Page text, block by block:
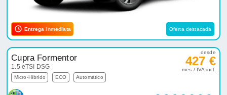
Entrega inmediata Oferta destacada
Cupra Formentor
1.5 eTSI DSG
Micro-Híbrido ECO Automático
desde
427 €
mes / IVA incl.